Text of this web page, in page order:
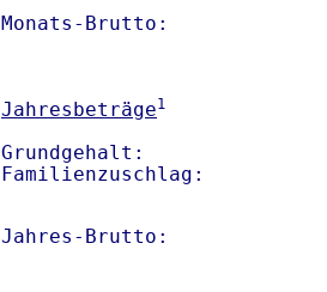
Monats-
Jahresbeträge1
Grundgehalt:
Familienzuschlag:
Jahres-